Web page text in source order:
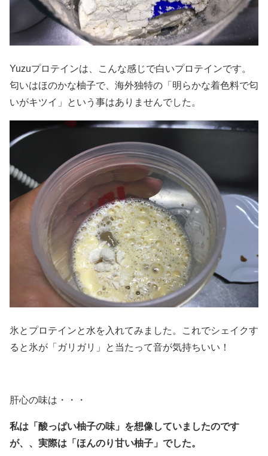
Yuzuプロテインは、こんな感じで白いプロテインです。
匂いはほのかな柚子で、海外独特の「明らかな着色料で匂
いがキツイ」という事はありませんでした。
氷とプロテインと水を入れてみました。これでシェイクす
ると氷が「ガリガリ」と当たって音が気持ちいい！
肝心の味は・・・
私は「酸っぱい柚子の味」を想像していましたのです
が、、実際は「ほんのり甘い柚子」でした。